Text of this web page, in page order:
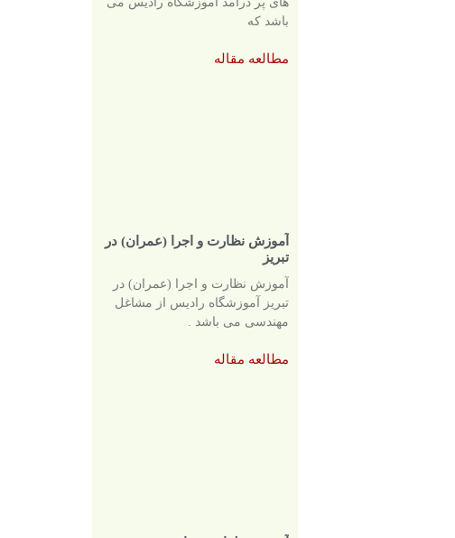
باشد که
مطالعه مقاله
آموزش نظارت و اجرا (عمران) در
تبریز
آموزش نظارت و اجرا (عمران) در
تبریز آموزشگاه رادیس از مشاغل
مهندسی می باشد .
مطالعه مقاله